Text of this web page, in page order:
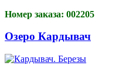
Номер заказа: 002205
Озеро Кардывач